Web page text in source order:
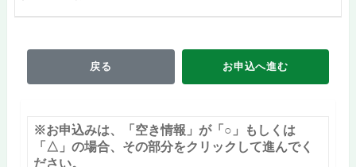
戻る お申込へ進む
※お申込みは、「空き情報」が「○」もしくは
「△」の場合、その部分をクリックして進んでく
ださい。